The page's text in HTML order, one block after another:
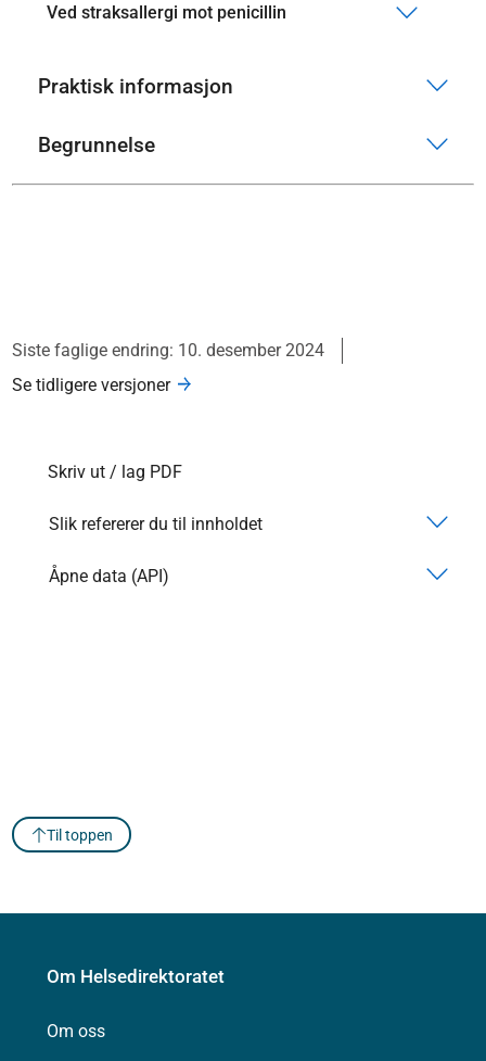
Ved straksallergi mot penicillin
Praktisk informasjon
Begrunnelse
Siste faglige endring: 10. desember 2024
Se tidligere versjoner
Skriv ut / lag PDF
Slik refererer du til innholdet
Åpne data (API)
Til toppen
Om Helsedirektoratet
Om oss